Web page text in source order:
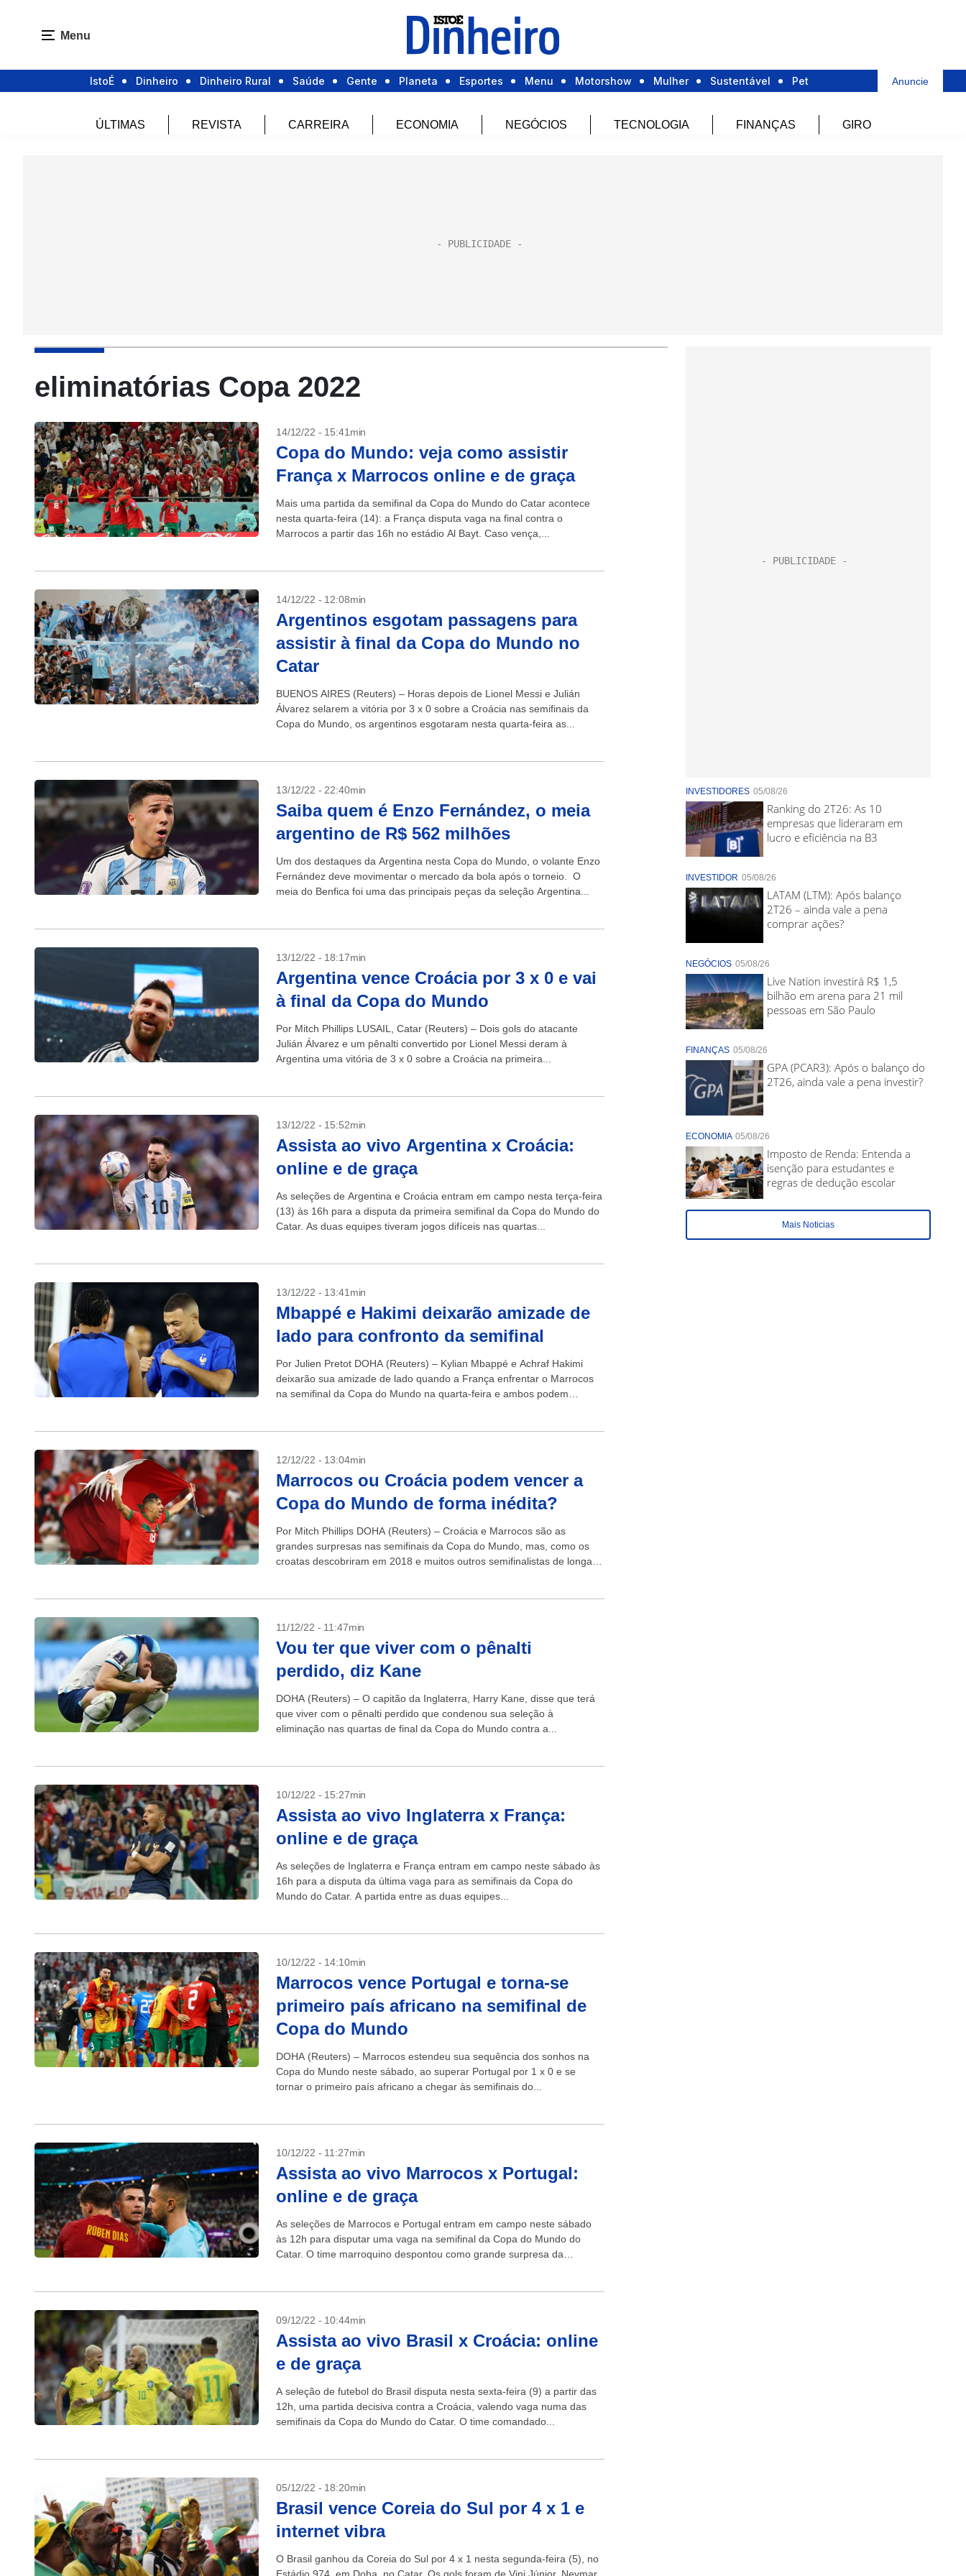
Menu
IstoÉ Dinheiro Dinheiro Rural Saúde Gente Planeta Esportes Menu Motorshow Mulher Sustentável Pet Anuncie
ÚLTIMAS REVISTA CARREIRA ECONOMIA NEGÓCIOS TECNOLOGIA FINANÇAS GIRO
eliminatórias Copa 2022
14/12/22 - 15:41min
Copa do Mundo: veja como assistir
França x Marrocos online e de graça
Mais uma partida da semifinal da Copa do Mundo do Catar acontece
nesta quarta-feira (14): a França disputa vaga na final contra o
Marrocos a partir das 16h no estádio Al Bayt. Caso vença,...
14/12/22 - 12:08min
Argentinos esgotam passagens para
assistir à final da Copa do Mundo no
Catar
BUENOS AIRES (Reuters) – Horas depois de Lionel Messi e Julián
Álvarez selarem a vitória por 3 x 0 sobre a Croácia nas semifinais da
Copa do Mundo, os argentinos esgotaram nesta quarta-feira as...
13/12/22 - 22:40min
Saiba quem é Enzo Fernández, o meia
argentino de R$ 562 milhões
Um dos destaques da Argentina nesta Copa do Mundo, o volante Enzo
Fernández deve movimentar o mercado da bola após o torneio. O
meia do Benfica foi uma das principais peças da seleção Argentina...
13/12/22 - 18:17min
Argentina vence Croácia por 3 x 0 e vai
à final da Copa do Mundo
Por Mitch Phillips LUSAIL, Catar (Reuters) – Dois gols do atacante
Julián Álvarez e um pênalti convertido por Lionel Messi deram à
Argentina uma vitória de 3 x 0 sobre a Croácia na primeira...
13/12/22 - 15:52min
Assista ao vivo Argentina x Croácia:
online e de graça
As seleções de Argentina e Croácia entram em campo nesta terça-feira
(13) às 16h para a disputa da primeira semifinal da Copa do Mundo do
Catar. As duas equipes tiveram jogos difíceis nas quartas...
13/12/22 - 13:41min
Mbappé e Hakimi deixarão amizade de
lado para confronto da semifinal
Por Julien Pretot DOHA (Reuters) – Kylian Mbappé e Achraf Hakimi
deixarão sua amizade de lado quando a França enfrentar o Marrocos
na semifinal da Copa do Mundo na quarta-feira e ambos podem
12/12/22 - 13:04min
Marrocos ou Croácia podem vencer a
Copa do Mundo de forma inédita?
Por Mitch Phillips DOHA (Reuters) – Croácia e Marrocos são as
grandes surpresas nas semifinais da Copa do Mundo, mas, como os
croatas descobriram em 2018 e muitos outros semifinalistas de longa
11/12/22 - 11:47min
Vou ter que viver com o pênalti
perdido, diz Kane
DOHA (Reuters) – O capitão da Inglaterra, Harry Kane, disse que terá
que viver com o pênalti perdido que condenou sua seleção à
eliminação nas quartas de final da Copa do Mundo contra a...
10/12/22 - 15:27min
Assista ao vivo Inglaterra x França:
online e de graça
As seleções de Inglaterra e França entram em campo neste sábado às
16h para a disputa da última vaga para as semifinais da Copa do
Mundo do Catar. A partida entre as duas equipes...
10/12/22 - 14:10min
Marrocos vence Portugal e torna-se
primeiro país africano na semifinal de
Copa do Mundo
DOHA (Reuters) – Marrocos estendeu sua sequência dos sonhos na
Copa do Mundo neste sábado, ao superar Portugal por 1 x 0 e se
tornar o primeiro país africano a chegar às semifinais do...
10/12/22 - 11:27min
Assista ao vivo Marrocos x Portugal:
online e de graça
As seleções de Marrocos e Portugal entram em campo neste sábado
às 12h para disputar uma vaga na semifinal da Copa do Mundo do
Catar. O time marroquino despontou como grande surpresa da
09/12/22 - 10:44min
Assista ao vivo Brasil x Croácia: online
e de graça
A seleção de futebol do Brasil disputa nesta sexta-feira (9) a partir das
12h, uma partida decisiva contra a Croácia, valendo vaga numa das
semifinais da Copa do Mundo do Catar. O time comandado...
05/12/22 - 18:20min
Brasil vence Coreia do Sul por 4 x 1 e
internet vibra
O Brasil ganhou da Coreia do Sul por 4 x 1 nesta segunda-feira (5), no
INVESTIDORES 05/08/26
Ranking do 2T26: As 10
empresas que lideraram em
lucro e eficiência na B3
INVESTIDOR 05/08/26
LATAM (LTM): Após balanço
2T26 – ainda vale a pena
comprar ações?
NEGÓCIOS 05/08/26
Live Nation investirá R$ 1,5
bilhão em arena para 21 mil
pessoas em São Paulo
FINANÇAS 05/08/26
GPA (PCAR3): Após o balanço do
2T26, ainda vale a pena investir?
ECONOMIA 05/08/26
Imposto de Renda: Entenda a
isenção para estudantes e
regras de dedução escolar
Mais Noticias